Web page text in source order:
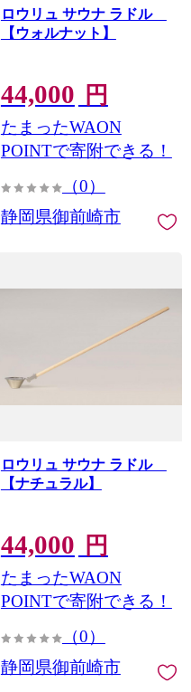
ロウリュ サウナ ラドル
【ウォルナット】
44,000 円
たまったWAON
POINTで寄附できる！
（0）
静岡県御前崎市
ロウリュ サウナ ラドル
【ナチュラル】
44,000 円
たまったWAON
POINTで寄附できる！
（0）
静岡県御前崎市